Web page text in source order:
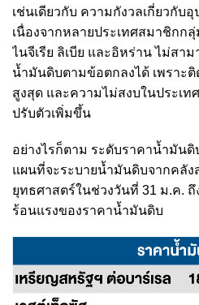
เช่นเดียวกับ ความกังวลเกี่ยวกับ
เนื่องจากหลายประเทศสมาชิกกลุ่
ไนจีเรีย ลิเบีย และอิหร่าน ไม่สา
น้ำมันดิบตามข้อตกลงได้ เพราะ
สูงสุด และความไม่สงบในประเ
ปรับตัวเพิ่มขึ้น
อย่างไรก็ตาม ระดับราคาน้ำมัน
แผนที่จะระบายน้ำมันดิบจากคลัง
ยุทธศาสตร์ในช่วงวันที่ 31 ม.ค. ถึ
ร้อนแรงของราคาน้ำมันดิบ